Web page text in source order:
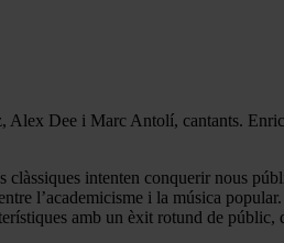
Alex Dee i Marc Antolí, cantants.
clàssiques intenten conquerir nous
l’academicisme i la música
amb un èxit rotund de